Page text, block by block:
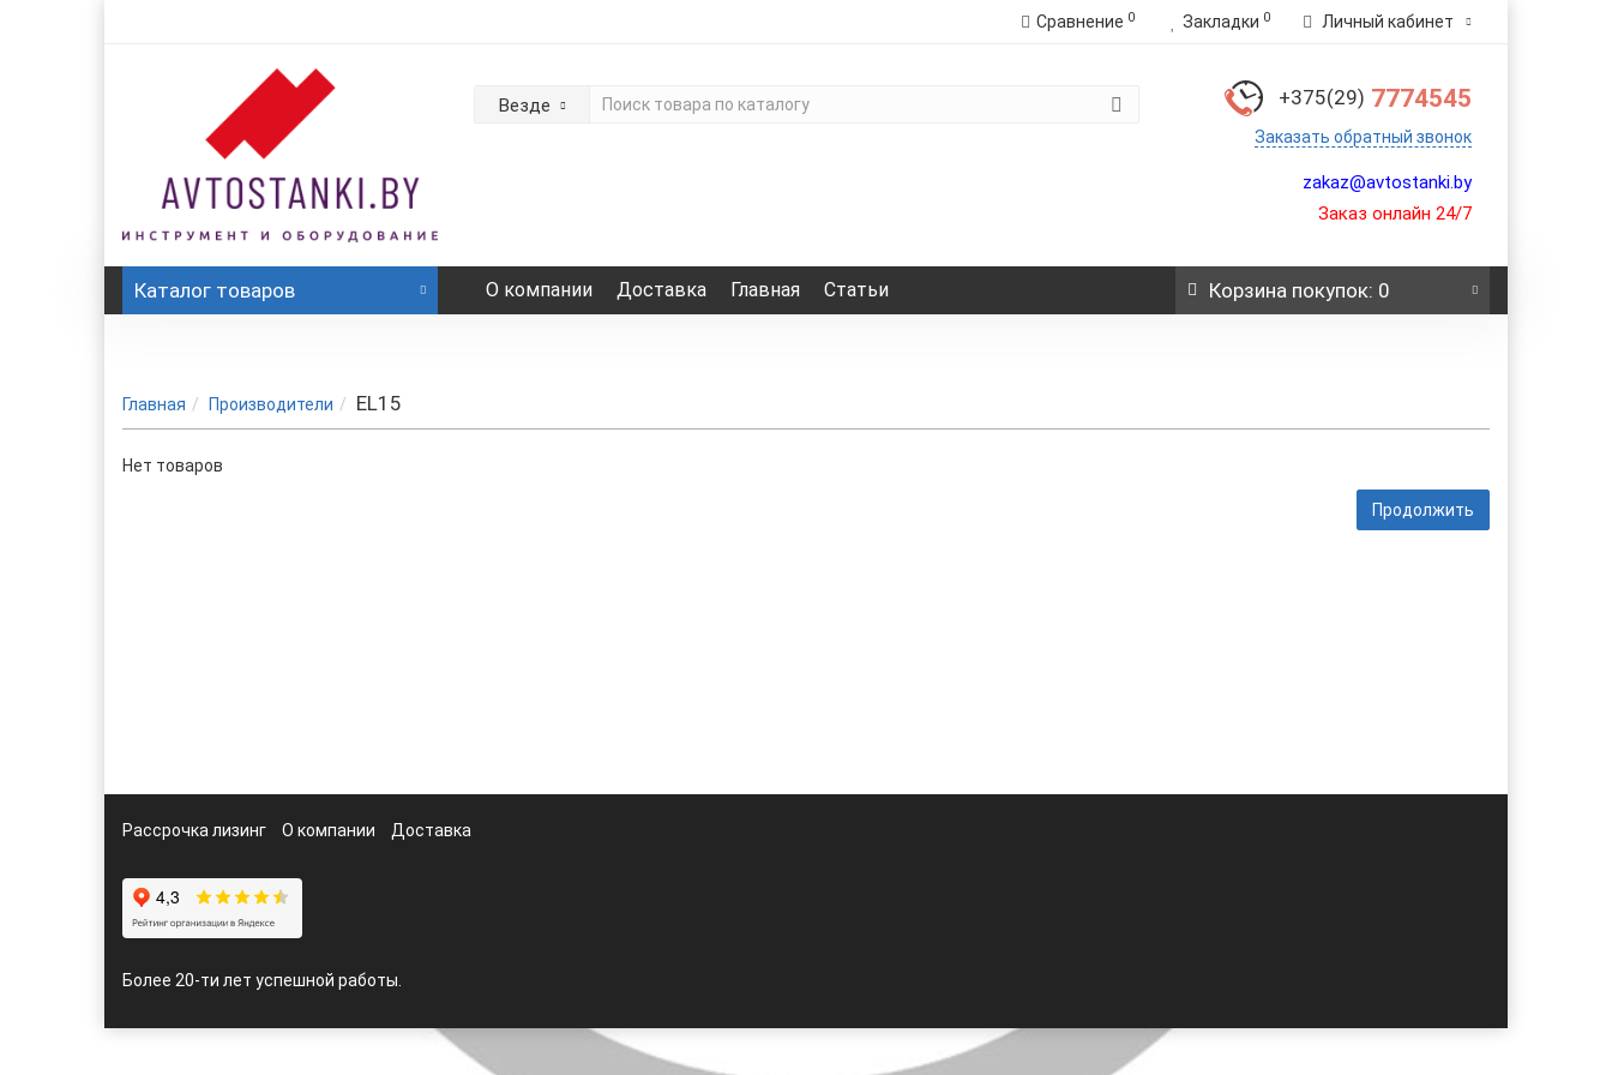
Сравнение 0 Закладки 0 Личный кабинет
Везде +375(29) 7774545
Заказать обратный звонок
zakaz@avtostanki.by
Заказ онлайн 24/7
Каталог товаров О компании Доставка Главная Статьи Корзинапокупок: 0
Главная Производители EL15
Нет товаров
Продолжить
Рассрочка лизинг О компании Доставка
Более 20-ти лет успешной работы.